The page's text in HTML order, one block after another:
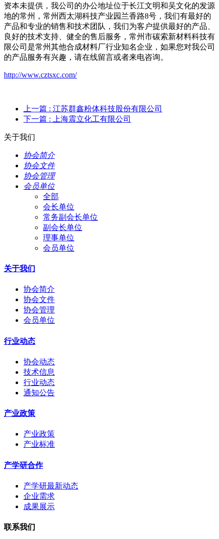
资本未提供，我公司的办公地址位于长江文明和吴文化的发源
地的常州，常州西太湖科技产业园兰香路8号，我们有最好的
产品和专业的销售和技术团队，我们为客户提供最好的产品、
良好的技术支持、健全的售后服务，常州市碳索新材料科技有
限公司是常州其他合成材料厂行业知名企业，如果您对我公司
的产品服务有兴趣，请在线留言或者来电咨询。
http://www.cztsxc.com/
上一篇 : 江苏群鑫粉体科技股份有限公司
下一篇 : 上海震立化工有限公司
关于我们
协会简介
协会文件
协会管理
会员单位
全部
会长单位
常务副会长单位
副会长单位
理事单位
会员单位
关于我们
协会简介
协会文件
协会管理
会员单位
行业动态
协会动态
技术信息
行业动态
通知公告
产业政策
产业政策
产业标准
产学研合作
产学研最新动态
企业需求
成果展示
联系我们